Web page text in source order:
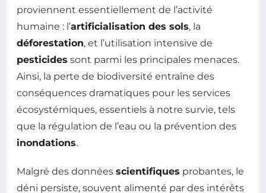
proviennent essentiellement de l’activité
humaine : l’artificialisation des sols, la
déforestation, et l’utilisation intensive de
pesticides sont parmi les principales menaces.
Ainsi, la perte de biodiversité entraîne des
conséquences dramatiques pour les services
écosystémiques, essentiels à notre survie, tels
que la régulation de l’eau ou la prévention des
inondations.
Malgré des données scientifiques probantes, le
déni persiste, souvent alimenté par des intérêts